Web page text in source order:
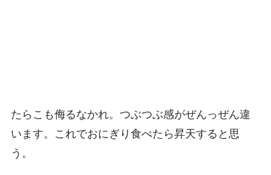
たらこも侮るなかれ。つぶつぶ感がぜんっぜん違
います。これでおにぎり食べたら昇天すると思
う。